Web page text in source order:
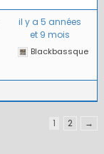
il y a 5 années
et 9 mois
Blackbassque
1 2
→